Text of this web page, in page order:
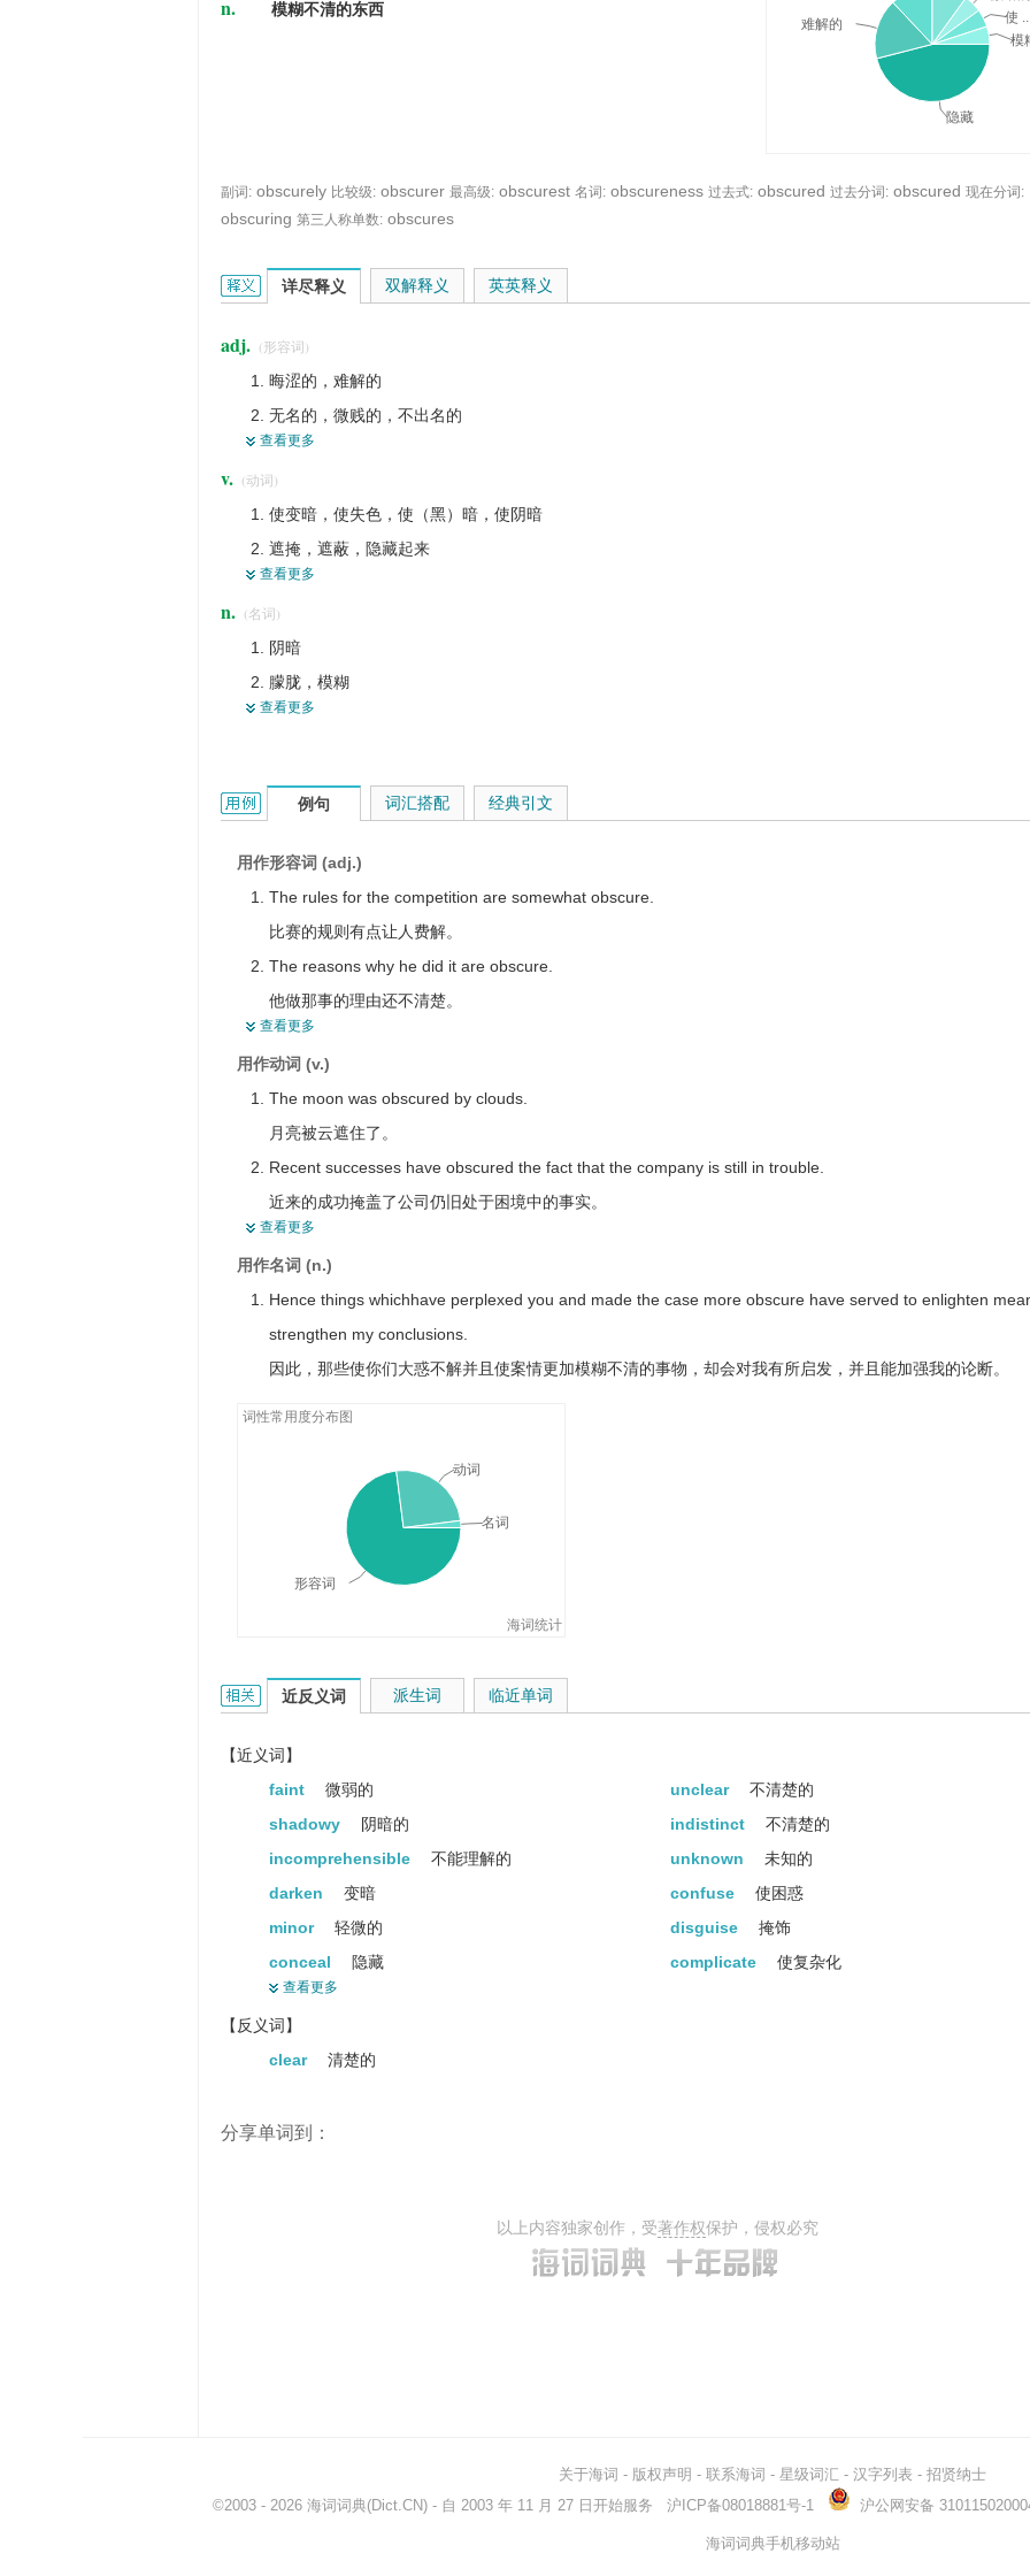
n. 模糊不清的东西
隐藏
难解的
使
模
副词: obscurely 比较级: obscurer 最高级: obscurest 名词: obscureness 过去式: obscured 过去分词: obscured 现在分词:
obscuring 第三人称单数: obscures
obscure的英文翻译是什么意思，词典释义与在线翻译：
详尽释义
adj. (形容词)
晦涩的，难解的
无名的，微贱的，不出名的
偏僻的，隐匿的
黑暗的，暗的
朦胧的，模糊的，不清楚的
含糊不清的，含糊的
阴（天）的
不引人注目的
不鲜明的，不鲜艳的
查看更多
v. (动词)
使变暗，使失色，使（黑）暗，使阴暗
遮掩，遮蔽，隐藏起来
使难理解，使隐晦，使费解
混淆，搞混
使不显著
变模糊
成为含糊的元音
查看更多
n. (名词)
阴暗
朦胧，模糊
黑夜
查看更多
双解释义 英英释义
obscure的用法和样例：
例句
用作形容词 (adj.)
The rules for the competition are somewhat obscure.
比赛的规则有点让人费解。
The reasons why he did it are obscure.
他做那事的理由还不清楚。
The report had been published in an obscure German journal.
这个报道刊登在德国一家不著名的报纸上。
He set the bed in an obscure corner.
他把床放在一个昏暗的角落。
查看更多
用作动词 (v.)
The moon was obscured by clouds.
月亮被云遮住了。
Recent successes have obscured the fact that the company is still in trouble.
近来的成功掩盖了公司仍旧处于困境中的事实。
This language serves to disguise and obscure.
这种话是用来文过饰非的。
查看更多
用作名词 (n.)
Hence things whichhave perplexed you and made the case more obscure have served to enlighten
strengthen my conclusions.
因此，那些使你们大惑不解并且使案情更加模糊不清的事物，却会对我有所启发，并且能加强我的论断。
词性常用度分布图
海词统计
形容词
动词
名词
词汇搭配 经典引文
obscure的相关资料：
近反义词
【近义词】
faint
微弱的 unclear
不清楚的
shadowy
阴暗的 indistinct
不清楚的
incomprehensible
不能理解的 unknown
未知的
darken
变暗 confuse
使困惑
minor
轻微的 disguise
掩饰
conceal
隐藏 complicate
使复杂化
cloak
斗蓬
mask
dim
暗淡的
fuzzy
tough
强硬的
inexact
不精确的
enigmatic
谜的
cryptic
隐秘的 obnubilate
以云遮暗
overcloud
(使)变阴暗
查看更多
【反义词】
clear
清楚的
派生词 临近单词
分享单词到：
以上内容独家创作，受著作权保护，侵权必究
关于海词 - 版权声明 - 联系海词 - 星级词汇 - 汉字列表 - 招贤纳士
©2003 - 2026 海词词典(Dict.CN) - 自 2003 年 11 月 27 日开始服务 沪ICP备08018881号-1 沪公网安备
海词词典手机移动站